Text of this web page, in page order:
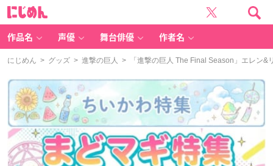
作品名 声優 舞台俳優 作者名
にじめん > グッズ > 進撃の巨人 > 「進撃の巨人 The Final Season」エレン&